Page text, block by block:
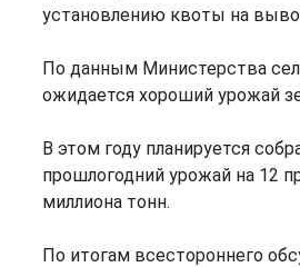
установлению квоты на
По данным Министерства
ожидается хороший урожай
В этом году планируется
прошлогодний урожай на 12
миллиона тонн.
По итогам всестороннего